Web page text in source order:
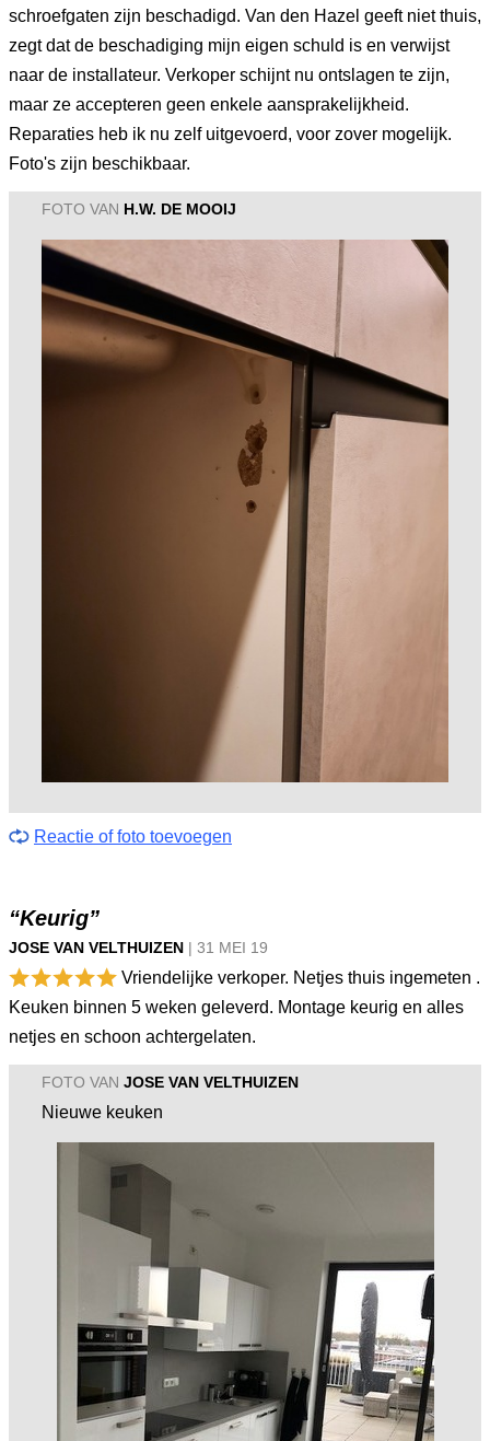
schroefgaten zijn beschadigd. Van den Hazel geeft niet thuis,
zegt dat de beschadiging mijn eigen schuld is en verwijst
naar de installateur. Verkoper schijnt nu ontslagen te zijn,
maar ze accepteren geen enkele aansprakelijkheid.
Reparaties heb ik nu zelf uitgevoerd, voor zover mogelijk.
Foto's zijn beschikbaar.
FOTO VAN H.W. DE MOOIJ
Reactie of foto toevoegen
“Keurig”
JOSE VAN VELTHUIZEN | 31 MEI 19
Vriendelijke verkoper. Netjes thuis ingemeten .
Keuken binnen 5 weken geleverd. Montage keurig en alles
netjes en schoon achtergelaten.
FOTO VAN JOSE VAN VELTHUIZEN
Nieuwe keuken